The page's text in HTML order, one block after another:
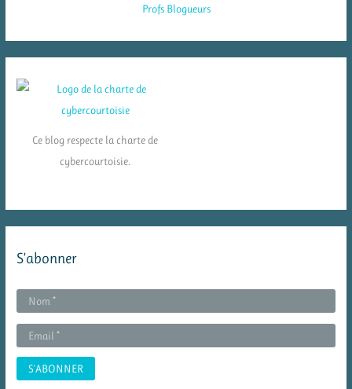
Ce blog respecte la charte de
cybercourtoisie.
S’abonner